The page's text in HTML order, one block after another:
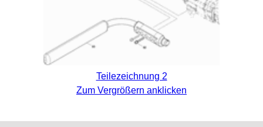
Teilezeichnung 2
Zum Vergrößern anklicken